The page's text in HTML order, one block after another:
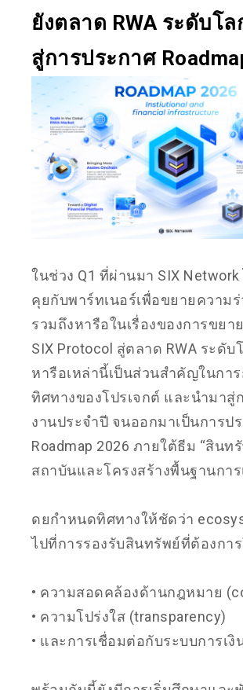
ยังตลาด RWA ระดับโล
สู่การประกาศ
ในช่วง Q1 ที่ผ่านมา SIX
คุยกับพาร์ทเนอร์เพื่อขยายความ
รวมถึงหารือในเรื่องของการขยา
SIX Protocol สู่ตลาด RWA ระดับ
หารือเหล่านี้เป็นส่วนสำคัญในกา
ทิศทางของโปรเจกต์ และนำมาสู่
งานประจำปี จนออกมาเป็นการป
Roadmap 2026 ภายใต้ธีม “สินท
สถาบันและโครงสร้างพื้นฐานการ
ดยกำหนดทิศทางให้ชัดว่า
ไปที่การรองรับสินทรัพย์ที่ต้องกา
• ความสอดคล้องด้านกฎหมาย
• ความโปร่งใส (transparency)
• และการเชื่อมต่อกับระบบการเงิ